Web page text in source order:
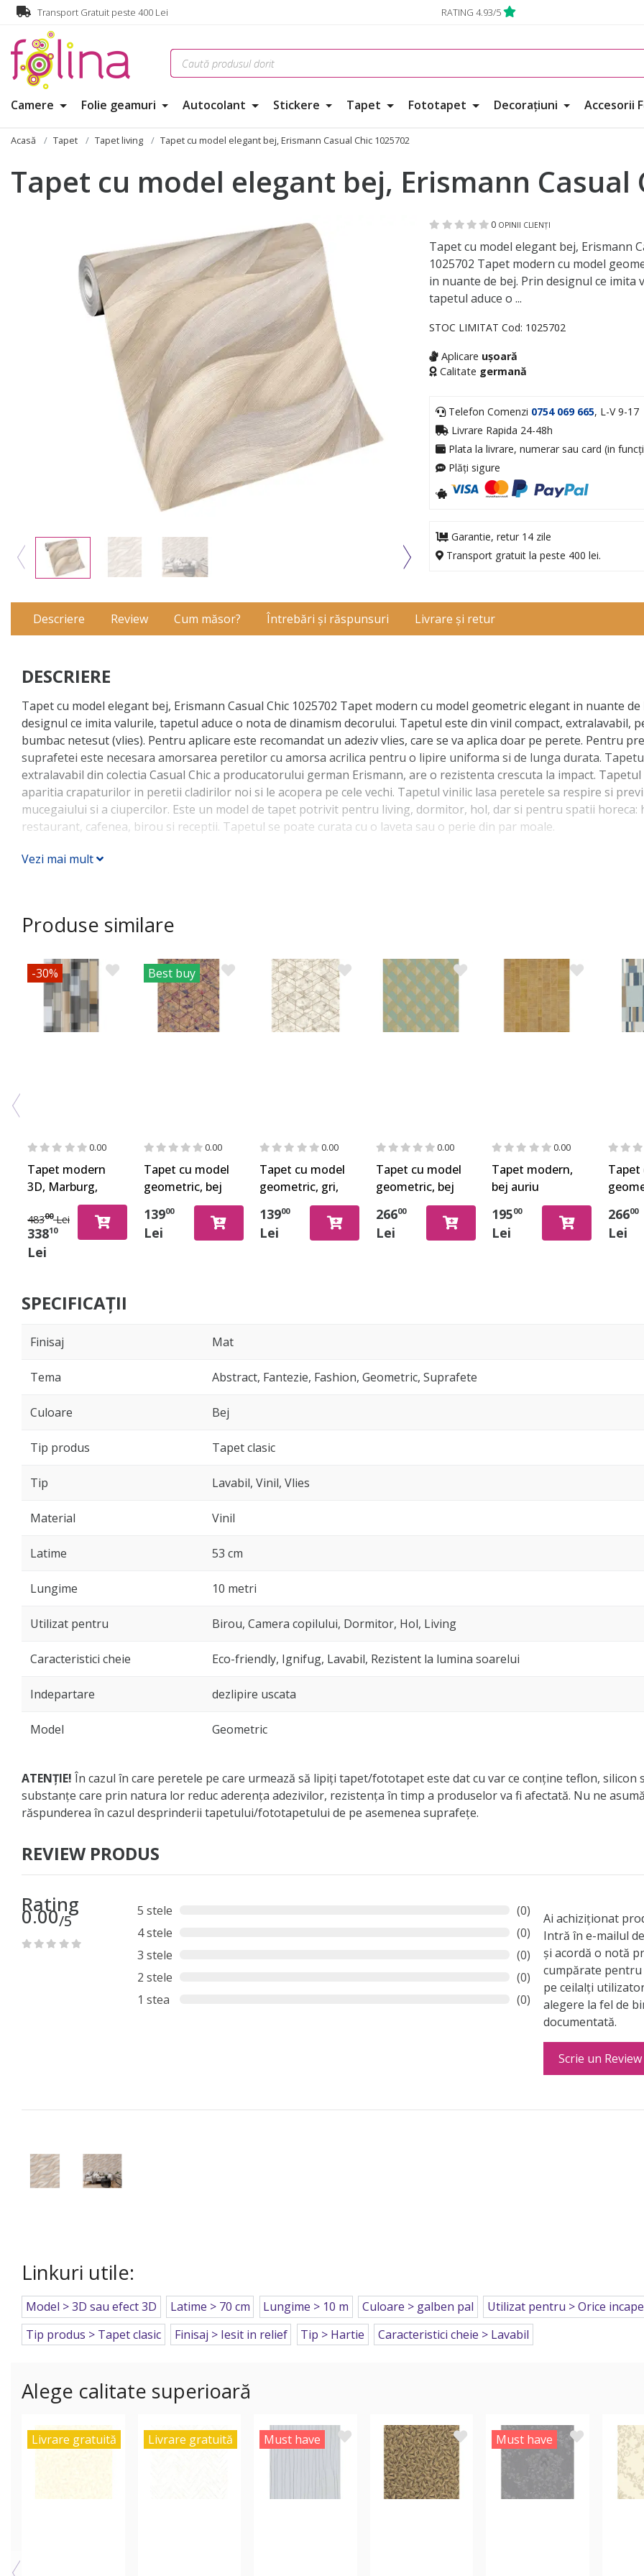
Transport Gratuit peste 400 Lei RATING 4.93/5
Camere Folie geamuri Autocolant Stickere Tapet Fototapet Decorațiuni Accesorii
Acasă Tapet Tapet living Tapet cu model elegant bej, Erismann Casual Chic 1025702
Tapet cu model elegant bej, Erismann Casual
0 OPINII CLIENȚI
Tapet cu model elegant bej, Erismann
1025702 Tapet modern cu model
in nuante de bej. Prin designul ce imita
tapetul aduce o ...
STOC LIMITATCod: 1025702
Aplicare ușoară
Calitate germană
Telefon Comenzi 0754 069 665, L-V 9-17
Livrare Rapida 24-48h
Plata la livrare, numerar sau card (in
Plăți sigure
Garantie, retur 14 zile
Transport gratuit la peste 400 lei.
Descriere Review Cum măsor? Întrebări și răspunsuri Livrare și retur
DESCRIERE
Tapet cu model elegant bej, Erismann Casual Chic 1025702 Tapet modern cu model geometric elegant in nuante de
designul ce imita valurile, tapetul aduce o nota de dinamism decorului. Tapetul este din vinil compact, extralavabil,
bumbac netesut (vlies). Pentru aplicare este recomandat un adeziv vlies, care se va aplica doar pe perete. Pentru
suprafetei este necesara amorsarea peretilor cu amorsa acrilica pentru o lipire uniforma si de lunga durata.
extralavabil din colectia Casual Chic a producatorului german Erismann, are o rezistenta crescuta la impact.
aparitia crapaturilor in peretii cladirilor noi si le acopera pe cele vechi. Tapetul vinilic lasa peretele sa respire si
mucegaiului si a ciupercilor. Este un model de tapet potrivit pentru living, dormitor, hol, dar si pentru spatii horeca:
restaurant, cafenea, birou si receptii. Tapetul se poate curata cu o laveta sau o perie din par moale.
Vezi mai mult
Produse similare
-30%
0.00
Tapet modern
3D, Marburg,
New Spirit
32754, 212x270
cm
48300Lei
33810
Lei
Best buy
0.00
Tapet cu model
geometric, bej
auriu, Home
Design 649611
13900
Lei
0.00
Tapet cu model
geometric, gri,
Home Design
649642
13900
Lei
0.00
Tapet cu model
geometric, bej
cu detalii vernil,
Home Design
24962
26600
Lei
0.00
Tapet modern,
bej auriu
metalic, Rasch
428223
19500
Lei
Tapet
24944
26600
Lei
SPECIFICAȚII
Finisaj Mat
Tema Abstract, Fantezie, Fashion, Geometric, Suprafete
Culoare Bej
Tip produs Tapet clasic
Tip Lavabil, Vinil, Vlies
Material Vinil
Latime 53 cm
Lungime 10 metri
Utilizat pentru Birou, Camera copilului, Dormitor, Hol, Living
Caracteristici cheie Eco-friendly, Ignifug, Lavabil, Rezistent la lumina soarelui
Indepartare dezlipire uscata
Model Geometric
ATENȚIE! În cazul în care peretele pe care urmează să lipiți tapet/fototapet este dat cu var ce conține teflon, silicon
substanțe care prin natura lor reduc aderența adezivilor, rezistența în timp a produselor va fi afectată. Nu ne
răspunderea în cazul desprinderii tapetului/fototapetului de pe asemenea suprafețe.
REVIEW PRODUS
Rating
0.00/5
5 stele
(0)
4 stele
(0)
3 stele
(0)
2 stele
(0)
1 stea
(0)
Ai achiziționat
Intră în e-mailul
și acordă o notă
cumpărate
pe ceilalți
alegere la fel de
documentată.
Scrie un Review
Linkuri utile:
Model > 3D sau efect 3D Latime > 70 cm Lungime > 10 m Culoare > galben pal
Utilizat pentru > Orice
Tip produs > Tapet clasic
Finisaj > Iesit in relief Tip > Hartie Caracteristici cheie > Lavabil
Alege calitate superioară
Livrare gratuită Livrare gratuită Must have Must have